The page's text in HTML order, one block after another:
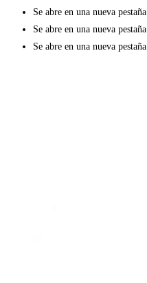
Se abre en una nueva pestaña
Se abre en una nueva pestaña
Se abre en una nueva pestaña